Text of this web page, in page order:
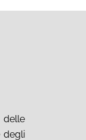
delle
degli